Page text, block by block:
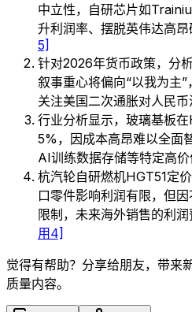
中立性，自研芯片如
升利润率、摆脱英伟达高昂
5]
针对2026年货币政策，分
叙事重心将偏向“以我为主
关注美国二次通胀对人民币
行业分析显示，玻璃基板
5%，因成本高昂难以全面
AI训练数据存储等特定高价
杭汽轮自研燃机HGT51定
口零件影响利润有限，但
限制，未来海外销售的利
用4]
觉得有帮助？分享给朋友，带来
质量内容。